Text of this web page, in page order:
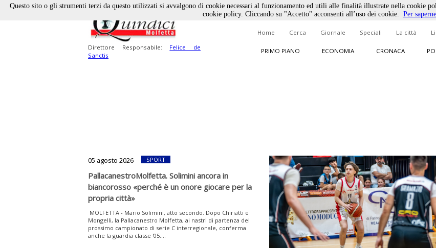
Direttore Responsabile: Felice de
Sanctis
Home Cerca Giornale Speciali La città
PRIMO PIANO ECONOMIA CRONACA
05 agosto 2026 SPORT
PallacanestroMolfetta. Solimini ancora in
biancorosso «perché è un onore giocare per la
propria città»
MOLFETTA - Mario Solimini, atto secondo. Dopo Chiriatti e
Mongelli, la Pallacanestro Molfetta, ai nastri di partenza del
prossimo campionato di serie C interregionale, conferma
anche la guardia classe '05....
Questo sito o gli strumenti terzi da questo utilizzati si avvalgono di cookie necessari al funzionamento ed utili alle finalità illustrate nella cookie
cookie policy. Cliccando su "Accetto" acconsenti all’uso dei cookie. Per